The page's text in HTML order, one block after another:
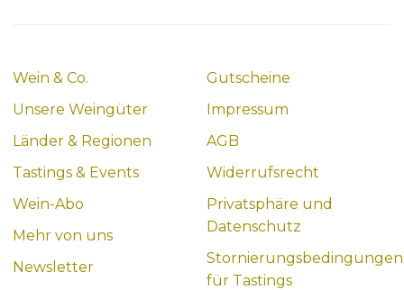
Wein & Co.
Unsere Weingüter
Länder & Regionen
Tastings & Events
Wein-Abo
Mehr von uns
Newsletter
Gutscheine
Impressum
AGB
Widerrufsrecht
Privatsphäre und
Datenschutz
Stornierungsbedingungen
für Tastings